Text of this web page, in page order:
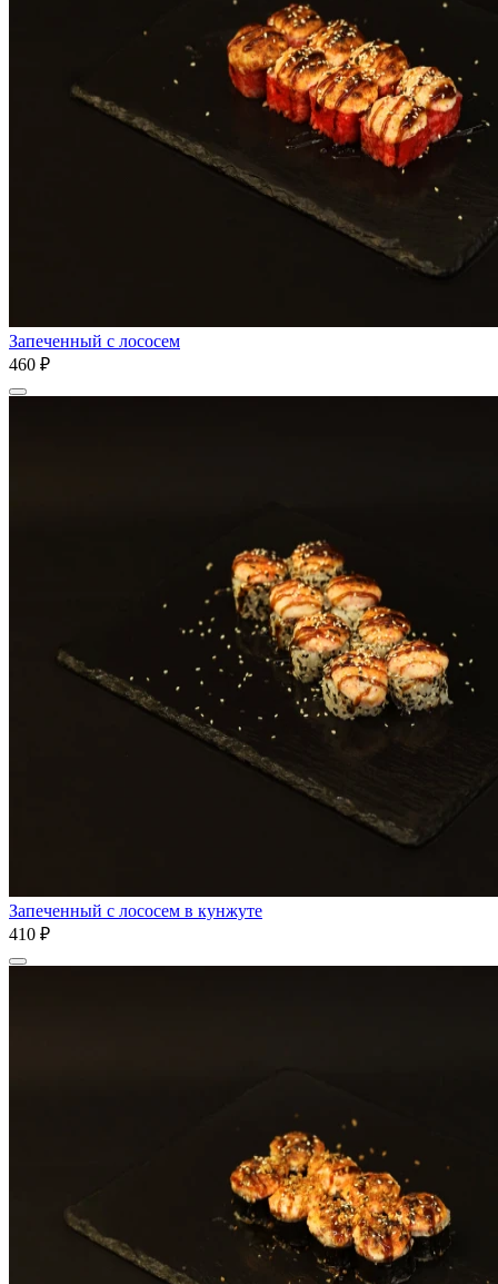
Запеченный с лососем
460 ₽
Запеченный с лососем в кунжуте
410 ₽